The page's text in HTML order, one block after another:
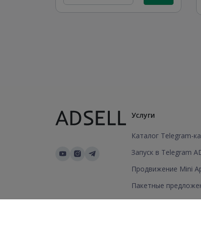
Услуги
Каталог Telegram-
Запуск в Telegram
Продвижение Mini
Пакетные
Добавить канал/